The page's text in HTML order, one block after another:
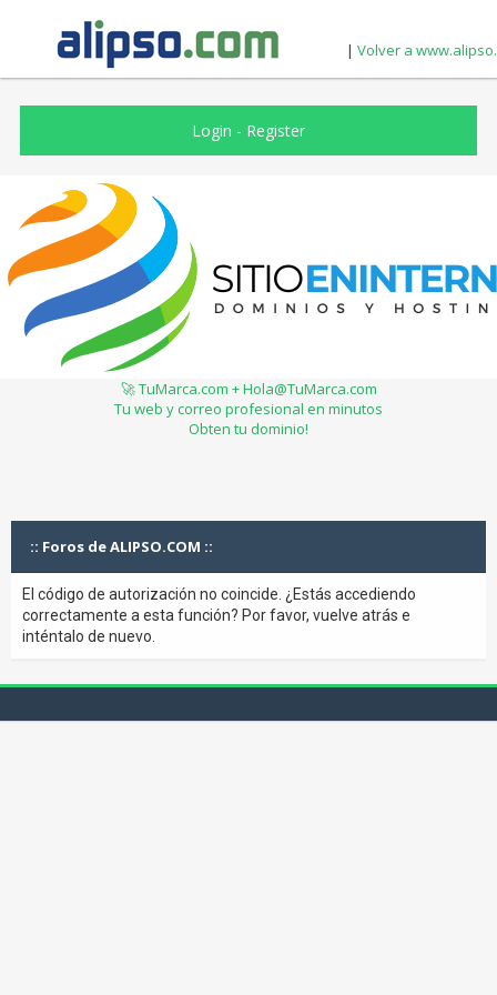
| Volver a
Login - Register
🚀 TuMarca.com + Hola@TuMarca.com
Tu web y correo profesional en minutos
Obten tu dominio!
:: Foros de ALIPSO.COM ::
El código de autorización no coincide. ¿Estás accediendo
correctamente a esta función? Por favor, vuelve atrás e
inténtalo de nuevo.